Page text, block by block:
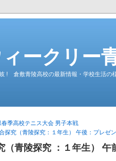
ィークリー
! 倉敷青陵高校の最新情報・学校生活の
季高校テニス大会 男子本戦
探究（青陵探究：１年生） 午後：プレゼ
（青陵探究 ：１年生） 午